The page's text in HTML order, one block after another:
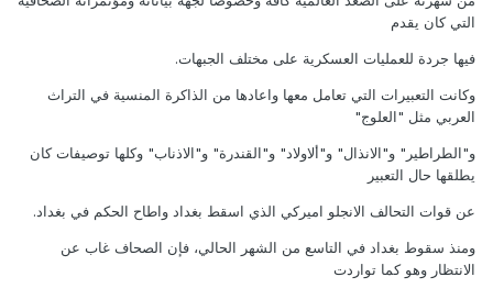
التي كان يقدم
فيها جردة للعمليات العسكرية على مختلف الجبهات.
وكانت التعبيرات التي تعامل معها واعادها من الذاكرة المنسية في التراث
العربي مثل "العلوج"
و"الطراطير" و"الانذال" و"ألاولاد" و"القندرة" و"الاذناب" وكلها توصيفات كان
يطلقها حال التعبير
عن قوات التحالف الانجلو اميركي الذي اسقط بغداد واطاح الحكم في بغداد.
ومنذ سقوط بغداد في التاسع من الشهر الحالي، فإن الصحاف غاب عن
الانتظار وهو كما تواردت